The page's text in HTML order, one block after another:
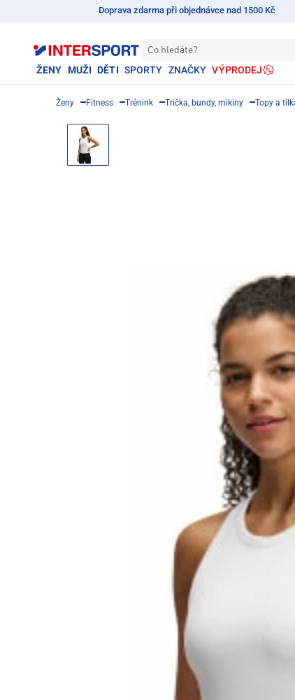
Doprava zdarma při objednávce nad 1500 Kč
Co hledáte?
ŽENY MUŽI DĚTI SPORTY ZNAČKY VÝPRODEJ
Ženy Fitness Trénink Trička, bundy, mikiny Topy a